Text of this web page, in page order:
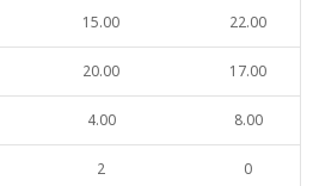
15.00 22.00
20.00 17.00
4.00 8.00
2 0